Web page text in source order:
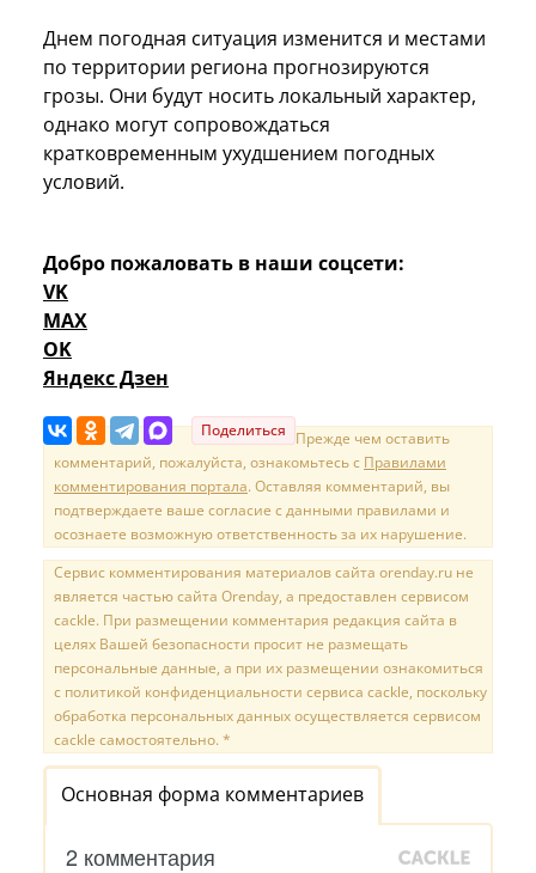
Днем погодная ситуация изменится и местами
по территории региона прогнозируются
грозы. Они будут носить локальный характер,
однако могут сопровождаться
кратковременным ухудшением погодных
условий.
Добро пожаловать в наши соцсети:
VK
MAX
OK
Яндекс Дзен
Поделиться Прежде чем оставить
комментарий, пожалуйста, ознакомьтесь с Правилами
комментирования портала. Оставляя комментарий, вы
подтверждаете ваше согласие с данными правилами и
осознаете возможную ответственность за их нарушение.
Сервис комментирования материалов сайта orenday.ru не
является частью сайта Orenday, а предоставлен сервисом
cackle. При размещении комментария редакция сайта в
целях Вашей безопасности просит не размещать
персональные данные, а при их размещении ознакомиться
с политикой конфиденциальности сервиса cackle, поскольку
обработка персональных данных осуществляется сервисом
cackle самостоятельно. *
Основная форма комментариев
2 комментария